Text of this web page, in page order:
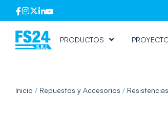
PRODUCTOS
Inicio / Repuestos y Accesorios /